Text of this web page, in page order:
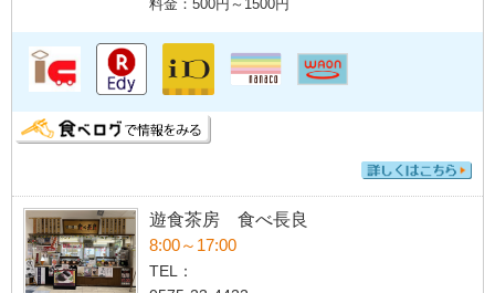
料金：500円～1500円
遊食茶房 食べ長良
8:00～17:00
TEL：